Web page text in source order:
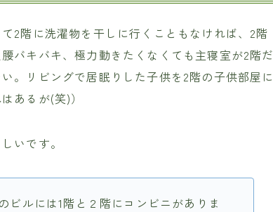
2階に洗濯物を干しに行くこともなければ、2階
バキバキ、極力動きたくなくても主寝室が2階だ
。リビングで居眠りした子供を2階の子供部屋に
あるが(笑)）
いです。
ビルには1階と２階にコンビニがありま